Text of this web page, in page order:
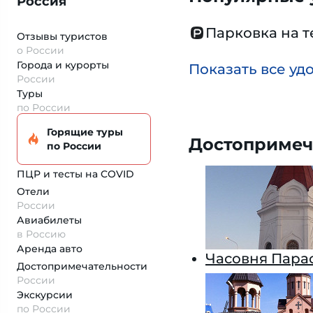
Отзывы туристов
о России
Города и курорты
России
Туры
по России
Горящие туры
по России
ПЦР и тесты на COVID
Отели
России
Авиабилеты
в Россию
Аренда авто
Достопримеча­тельности
России
Экскурсии
по России
Парковка на
Показать все
Часовня